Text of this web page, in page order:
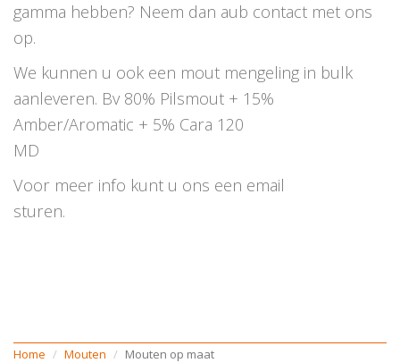
gamma hebben? Neem dan aub contact met ons
op.
We kunnen u ook een mout mengeling in bulk
aanleveren. Bv 80% Pilsmout + 15%
Amber/Aromatic + 5% Cara 120
MD
Voor meer info kunt u ons een email
sturen.
Home Mouten Mouten op maat